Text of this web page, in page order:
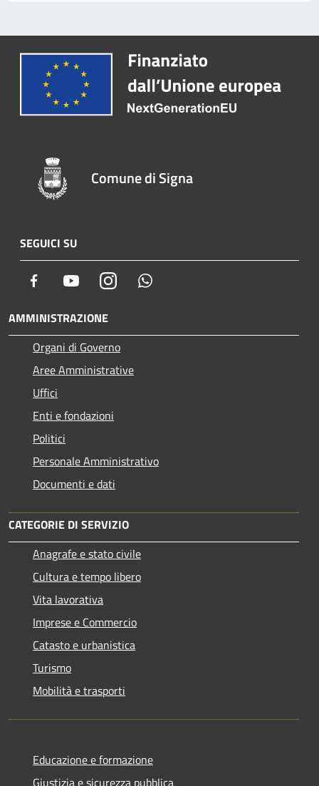
Comune di Signa
SEGUICI SU
Facebook YoutubeInstagram
AMMINISTRAZIONE
Organi di Governo
Aree Amministrative
Uffici
Enti e fondazioni
Politici
Personale Amministrativo
Documenti e dati
CATEGORIE DI SERVIZIO
Anagrafe e stato civile
Cultura e tempo libero
Vita lavorativa
Imprese e Commercio
Catasto e urbanistica
Turismo
Mobilità e trasporti
Educazione e formazione
Giustizia e sicurezza pubblica